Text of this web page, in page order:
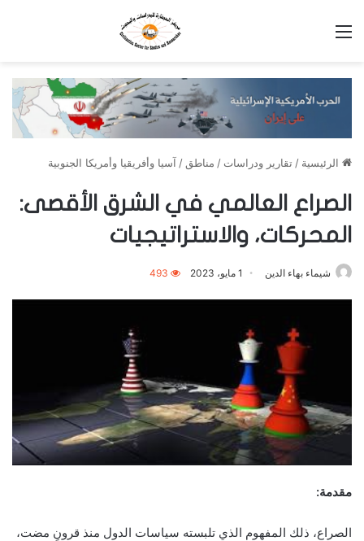
الرئيسية / تقارير ودراسات / مناطق / آسيا وأفريقيا وأمريكا الجنوبية
الصراع العالمي في الشرق الأقصى:
المحركات، والاستراتيجيات
شيماء بهاء الدين 1 مايو، 2023 493
مقدمة:
الصراع، ذلك المفهوم الذي تلبسته سياسات الدول منذ قرونٍ مضت،